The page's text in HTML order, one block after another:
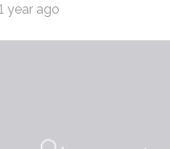
ihren Endkunden
year ago